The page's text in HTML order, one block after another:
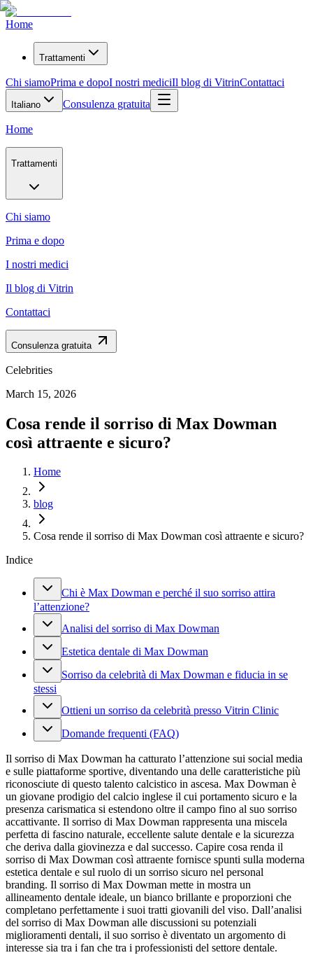
Home
Trattamenti
Chi siamoPrima e dopoI nostri mediciIl blog di VitrinContattaci
Italiano Consulenza gratuita
Home
Trattamenti
Chi siamo
Prima e dopo
I nostri medici
Il blog di Vitrin
Contattaci
Consulenza gratuita
Celebrities
March 15, 2026
Cosa rende il sorriso di Max Dowman
così attraente e sicuro?
Home
blog
Cosa rende il sorriso di Max Dowman così attraente e sicuro?
Indice
Chi è Max Dowman e perché il suo sorriso attira
l’attenzione?
Analisi del sorriso di Max Dowman
Estetica dentale di Max Dowman
Sorriso da celebrità di Max Dowman e fiducia in se
stessi
Ottieni un sorriso da celebrità presso Vitrin Clinic
Domande frequenti (FAQ)
Il sorriso di Max Dowman ha catturato l’attenzione sui social media
e sulle piattaforme sportive, diventando una delle caratteristiche più
riconosciute di questo talento calcistico in ascesa. Max Dowman è
un giovane prodigio del calcio inglese il cui portamento sicuro e la
presenza carismatica si estendono oltre il campo fino al suo sorriso
accattivante. Il sorriso di Max Dowman rappresenta una miscela
perfetta di fascino naturale, eccellente salute dentale e la sicurezza
che deriva dalla giovinezza e dal successo. Capire cosa renda il
sorriso di Max Dowman così attraente fornisce spunti sulla moderna
estetica dentale e sul ruolo di un sorriso sicuro nel personal
branding. Il sorriso di Max Dowman mette in mostra un
allineamento dentale ideale, un bianco brillante e proporzioni che
completano perfettamente i suoi tratti giovanili del viso. Dall’analisi
del sorriso di Max Dowman alle discussioni su potenziali
miglioramenti dentali, il suo sorriso è diventato un argomento di
interesse sia tra i fan che tra i professionisti del settore dentale.